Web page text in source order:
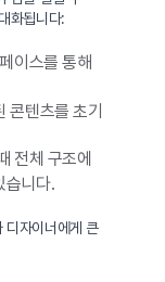
화됩니다:
이스를 통해
텐츠를 초기
전체 구조에
습니다.
디자이너에게 큰